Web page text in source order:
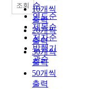
순
연도순
제목순
저자순
발행기
관순
10개씩
출력
20개씩
출력
30개씩
출력
50개씩
출력
조회